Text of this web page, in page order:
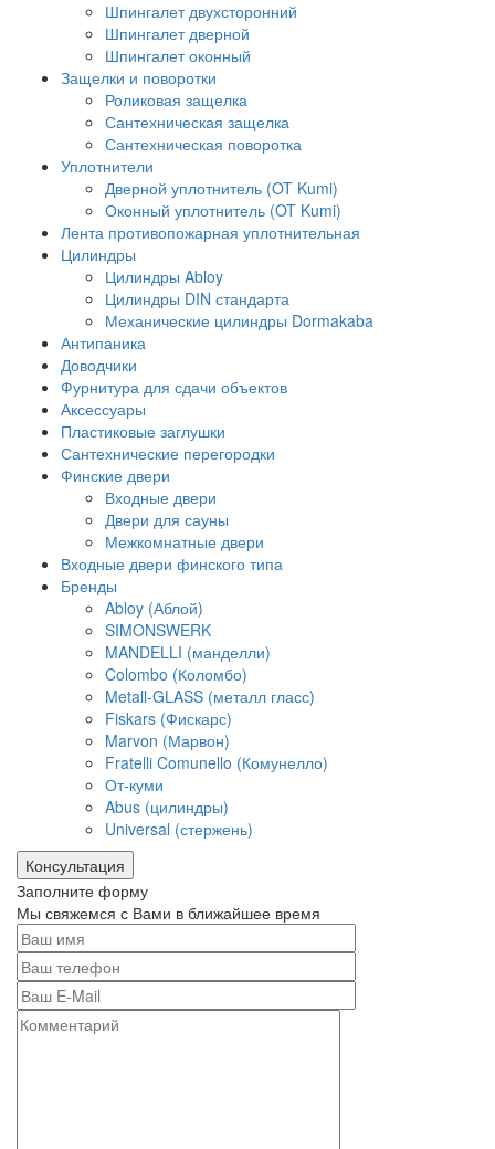
Шпингалет двухсторонний
Шпингалет дверной
Шпингалет оконный
Защелки и поворотки
Роликовая защелка
Сантехническая защелка
Сантехническая поворотка
Уплотнители
Дверной уплотнитель (OT Kumi)
Оконный уплотнитель (OT Kumi)
Лента противопожарная уплотнительная
Цилиндры
Цилиндры Abloy
Цилиндры DIN стандарта
Механические цилиндры Dormakaba
Антипаника
Доводчики
Фурнитура для сдачи объектов
Аксессуары
Пластиковые заглушки
Сантехнические перегородки
Финские двери
Входные двери
Двери для сауны
Межкомнатные двери
Входные двери финского типа
Бренды
Abloy (Аблой)
SIMONSWERK
MANDELLI (манделли)
Colombo (Коломбо)
Metall-GLASS (металл гласс)
Fiskars (Фискарс)
Marvon (Марвон)
Fratelli Comunello (Комунелло)
От-куми
Abus (цилиндры)
Universal (стержень)
Консультация
Заполните форму
Мы свяжемся с Вами в ближайшее время